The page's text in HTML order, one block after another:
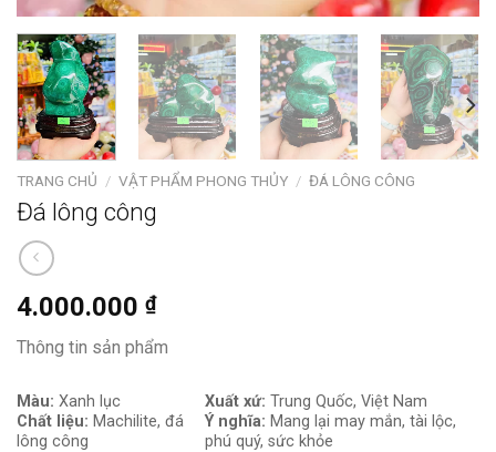
TRANG CHỦ / VẬT PHẨM PHONG THỦY / ĐÁ LÔNG CÔNG
Đá lông công
4.000.000 ₫
Thông tin sản phẩm
Màu: Xanh lục
Chất liệu: Machilite, đá
lông công
Xuất xứ: Trung Quốc, Việt Nam
Ý nghĩa: Mang lại may mắn, tài lộc,
phú quý, sức khỏe